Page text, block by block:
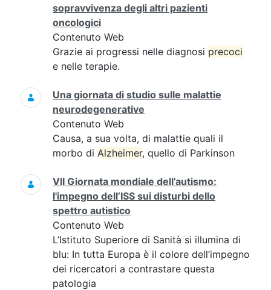
sopravvivenza degli altri pazienti
oncologici
Contenuto Web
Grazie ai progressi nelle diagnosi precoci
e nelle terapie.
Una giornata di studio sulle malattie
neurodegenerative
Contenuto Web
Causa, a sua volta, di malattie quali il
morbo di Alzheimer, quello di Parkinson
VII Giornata mondiale dell’autismo:
l'impegno dell’ISS sui disturbi dello
spettro autistico
Contenuto Web
L’Istituto Superiore di Sanità si illumina di
blu: In tutta Europa è il colore dell’impegno
dei ricercatori a contrastare questa
patologia